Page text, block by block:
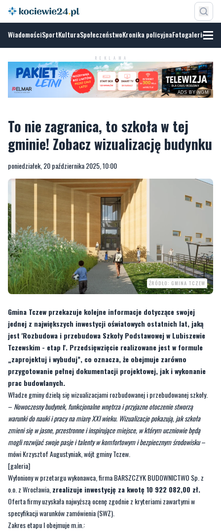
WiadomościSportKulturaSpołeczeństwoKronika policyjnaFotogalerie
REKLAMA
ADS BY NGM
To nie zagranica, to szkoła w tej
gminie! Zobacz wizualizację budynku
poniedziałek, 20 października 2025, 10:00
ŹRÓDŁO: GMINA TCZEW
Gmina Tczew przekazuje kolejne informacje dotyczące swojej
jednej z największych inwestycji oświatowych ostatnich lat, jaką
jest 'Rozbudowa i przebudowa Szkoły Podstawowej w Lubiszewie
Tczewskim - etap I'. Przedsięwzięcie realizowane jest w formule
„zaprojektuj i wybuduj”, co oznacza, że obejmuje zarówno
przygotowanie pełnej dokumentacji projektowej, jak i wykonanie
prac budowlanych.
Władze gminy dzielą się wizualizacjami rozbudowanej i przebudowanej szkoły.
– Nowoczesny budynek, funkcjonalne wnętrza i przyjazne otoczenie stworzą
warunki do nauki i pracy na miarę XXI wieku. Wizualizacje pokazują, jak szkoła
zmieni się w jasne, przestronne i inspirujące miejsce, w którym uczniowie będą
mogli rozwijać swoje pasje i talenty w komfortowym i bezpiecznym środowisku–
mówi Krzysztof Augustyniak, wójt gminy Tczew.
[galeria]
Wyłoniony w przetargu wykonawca, firma BARSZCZYK BUDOWNICTWO Sp. z
o.o. z Wrocławia,zrealizuje inwestycję za kwotę 10 922 082,00 zł.
Oferta firmy uzyskała najwyższą ocenę zgodnie z kryteriami zawartymi w
specyfikacji warunków zamówienia (SWZ).
Zakres etapu I obejmuje m.in.: